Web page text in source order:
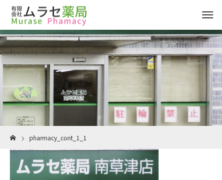
pharmacy_cont_1_1